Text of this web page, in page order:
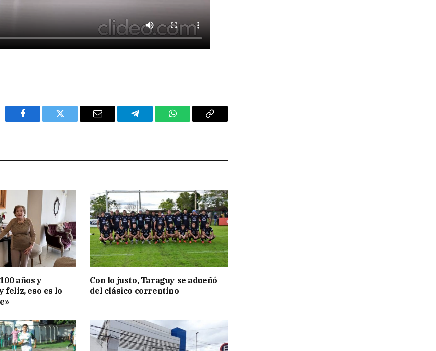
Facebook Twitter Email Telegram WhatsAppCopy
años y
feliz, eso es lo
Con lo justo, Taraguy se adueñó
del clásico correntino